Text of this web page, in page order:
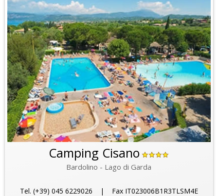
Camping Cisano
Bardolino - Lago di Garda
Tel. (+39) 045 6229026 | Fax IT023006B1R3TLSM4E